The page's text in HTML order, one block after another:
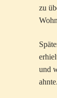
zu
und
ahnte.